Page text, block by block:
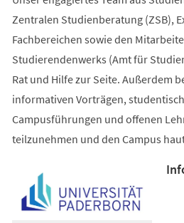
Zentralen Studienberatung (ZSB),
Fachbereichen sowie den
Studierendenwerks (Amt für
Rat und Hilfe zur Seite. Außerdem
informativen Vorträgen,
Campusführungen und offenen
teilzunehmen und den Campus